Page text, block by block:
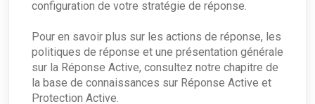
configuration de votre stratégie de réponse.
Pour en savoir plus sur les actions de réponse, les
politiques de réponse et une présentation générale
sur la Réponse Active, consultez notre chapitre de
la base de connaissances sur Réponse Active et
Protection Active.